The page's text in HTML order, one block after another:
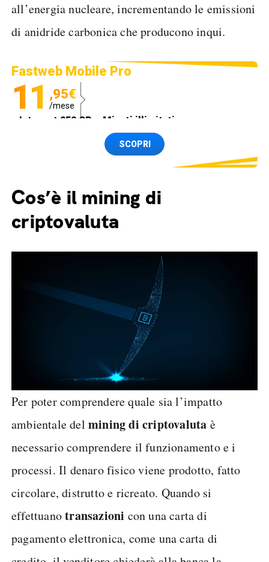
all’energia nucleare, incrementando le emissioni
di anidride carbonica che producono inqui.
Fastweb Mobile Pro
11 ,95€
/mese
Internet 250 GB e Minuti illimitati
Spedizione SIM GRATISSCOPRI
Cos’è il mining di
criptovaluta
Per poter comprendere quale sia l’impatto
ambientale del mining di criptovaluta è
necessario comprendere il funzionamento e i
processi. Il denaro fisico viene prodotto, fatto
circolare, distrutto e ricreato. Quando si
effettuanotransazioni con una carta di
pagamento elettronica, come una carta di